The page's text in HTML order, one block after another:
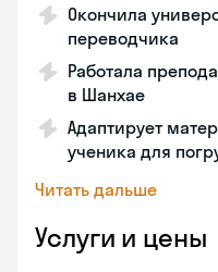
Окончила
переводчика
Работала
в Шанхае
Адаптирует
ученика для
Читать дальше
Услуги и цены